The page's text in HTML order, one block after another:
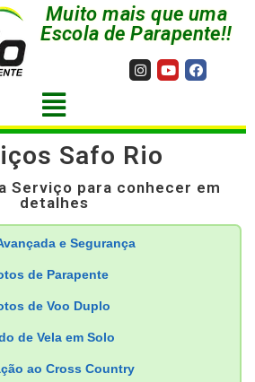
Muito mais que uma
Escola de Parapente!!
Safo Rio
Serviço para conhecer em
detalhes
e Segurança
de Parapente
de Voo Duplo
de Vela em Solo
ao Cross Country